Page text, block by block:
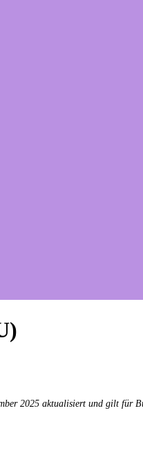
2025 aktualisiert und gilt für